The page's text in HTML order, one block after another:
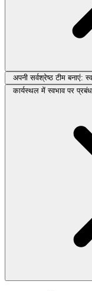
अपनी सर्वश्रेष्ठ टीम बनाएं:
कार्यस्थल में स्वभाव पर